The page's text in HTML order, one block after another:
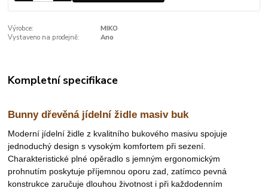
Výrobce:
MIKO
Vystaveno na prodejně:
Ano
Kompletní specifikace
Bunny dřevěná jídelní židle masiv buk
Moderní jídelní židle z kvalitního bukového masivu spojuje
jednoduchý design s vysokým komfortem při sezení.
Charakteristické plné opěradlo s jemným ergonomickým
prohnutím poskytuje příjemnou oporu zad, zatímco pevná
konstrukce zaručuje dlouhou životnost i při každodenním